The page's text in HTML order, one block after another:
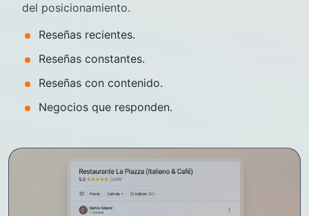
del posicionamiento.
Reseñas recientes.
Reseñas constantes.
Reseñas con contenido.
Negocios que responden.